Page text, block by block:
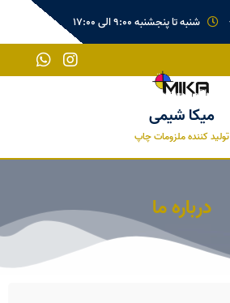
شنبه تا پنجشنبه 9:00 الی 17:00
میکا شیمی
تولید کننده ملزومات چاپ
درباره ما